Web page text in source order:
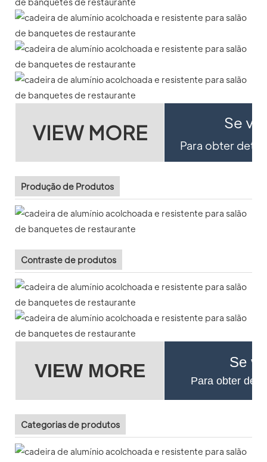
VIEW MORE Se
Para obter
Produção de Produtos
Contraste de produtos
VIEW MORE Se
Para obter
Categorias de produtos